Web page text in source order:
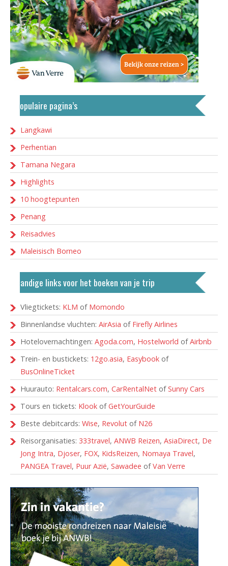
Populaire pagina’s
Langkawi
Perhentian
Tamana Negara
Highlights
10 hoogtepunten
Penang
Reisadvies
Maleisisch Borneo
Handige links voor het boeken van je trip
Vliegtickets: KLM of Momondo
Binnenlandse vluchten: AirAsia of Firefly Airlines
Hotelovernachtingen: Agoda.com, Hostelworld ofAirbnb
Trein- en bustickets: 12go.asia, Easybook of
BusOnlineTicket
Huurauto: Rentalcars.com, CarRentalNet ofSunny Cars
Tours en tickets: Klook ofGetYourGuide
Beste debitcards: Wise, Revolut of N26
Reisorganisaties: 333travel, ANWB Reizen, AsiaDirect, De
Jong Intra, Djoser, FOX, KidsReizen, Nomaya Travel,
PANGEA Travel, Puur Azië, Sawadee ofVan Verre